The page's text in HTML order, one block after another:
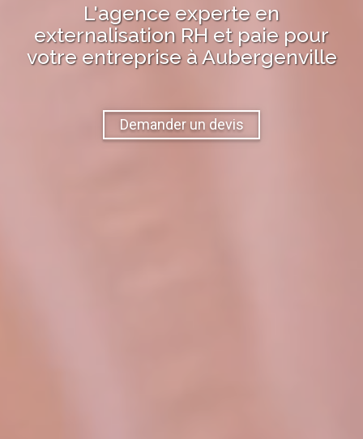
L'agence experte en
externalisation RH et paie pour
votre entreprise àAubergenville
Demander un devis